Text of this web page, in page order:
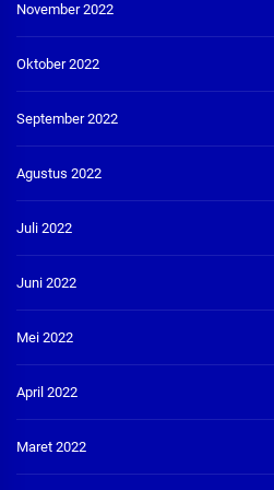
November 2022
Oktober 2022
September 2022
Agustus 2022
Juli 2022
Juni 2022
Mei 2022
April 2022
Maret 2022